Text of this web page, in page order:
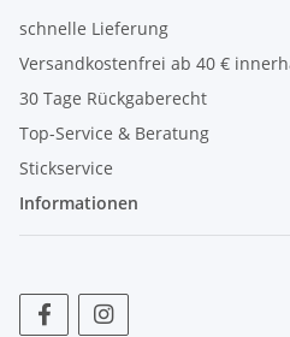
schnelle Lieferung
Versandkostenfrei ab 40 €
30 Tage Rückgaberecht
Top-Service & Beratung
Stickservice
Informationen